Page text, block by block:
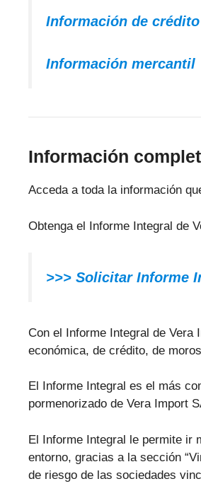
Información de crédito
Información mercantil
Información
Acceda a toda la información
Obtenga el Informe Integral de
>>> Solicitar Informe
Con el Informe Integral de
económica, de crédito, de
El Informe Integral es el más
pormenorizado de Vera Import
El Informe Integral le permite ir
entorno, gracias a la sección
de riesgo de las sociedades